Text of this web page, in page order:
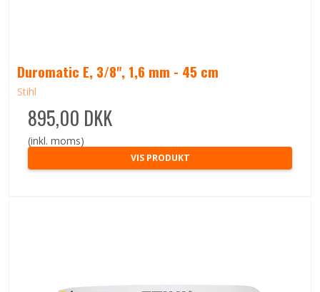
Duromatic E, 3/8", 1,6 mm - 45 cm
Stihl
895,00 DKK
(inkl. moms)
VIS PRODUKT